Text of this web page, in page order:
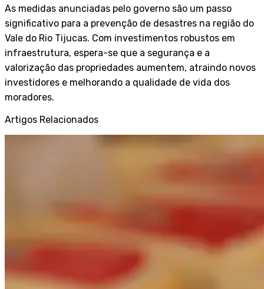
As medidas anunciadas pelo governo são um passo
significativo para a prevenção de desastres na região do
Vale do Rio Tijucas. Com investimentos robustos em
infraestrutura, espera-se que a segurança e a
valorização das propriedades aumentem, atraindo novos
investidores e melhorando a qualidade de vida dos
moradores.
Artigos Relacionados